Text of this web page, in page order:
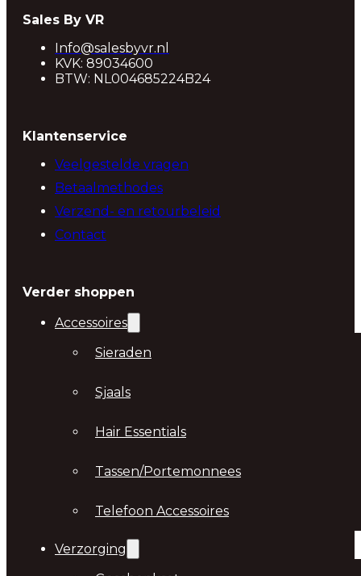
Sales By VR
Info@salesbyvr.nl
KVK: 89034600
BTW: NL004685224B24
Klantenservice
Veelgestelde vragen
Betaalmethodes
Verzend- en retourbeleid
Contact
Verder shoppen
Accessoires
Sieraden
Sjaals
Hair Essentials
Tassen/Portemonnees
Telefoon Accessoires
Verzorging